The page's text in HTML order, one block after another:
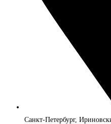
Санкт-Петербург,